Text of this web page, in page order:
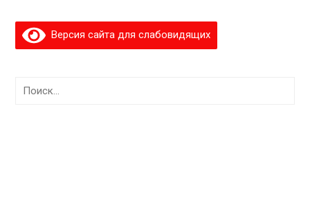
Версия сайта для слабовидящих
Найти: